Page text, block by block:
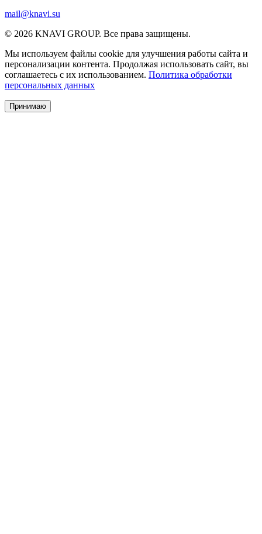
mail@knavi.su
© 2026 KNAVI GROUP. Все права защищены.
Мы используем файлы cookie для улучшения работы сайта и
персонализации контента. Продолжая использовать сайт, вы
соглашаетесь с их использованием. Политика обработки
персональных данных
Принимаю